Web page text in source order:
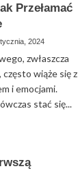
Przełamać
2024
zwłaszcza
wiąże się z
i emocjami.
stać się...